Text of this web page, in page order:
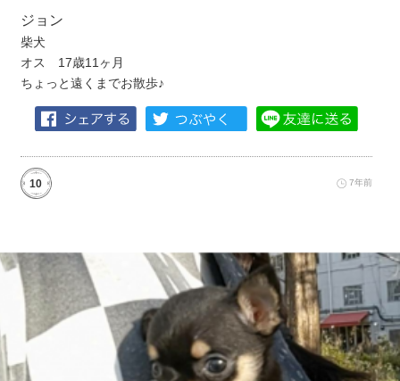
ジョン
柴犬
オス 17歳11ヶ月
ちょっと遠くまでお散歩♪
10 7年前